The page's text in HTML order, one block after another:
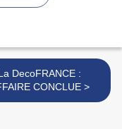
DecoFRANCE :
AFFAIRE CONCLUE >